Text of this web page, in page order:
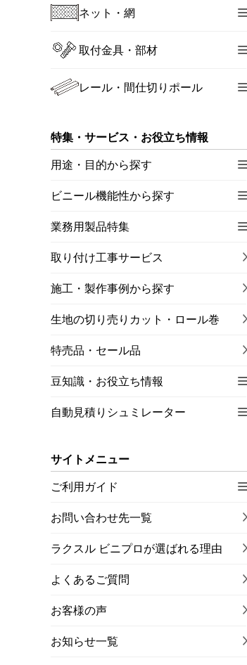
ネット・網
取付金具・部材
レール・間仕切りポール
特集・サービス・お役立ち情報
用途・目的から探す
ビニール機能性から探す
業務用製品特集
取り付け工事サービス
施工・製作事例から探す
生地の切り売りカット・ロール巻
特売品・セール品
豆知識・お役立ち情報
自動見積りシュミレーター
サイトメニュー
ご利用ガイド
お問い合わせ先一覧
ラクスル ビニプロが選ばれる理由
よくあるご質問
お客様の声
お知らせ一覧